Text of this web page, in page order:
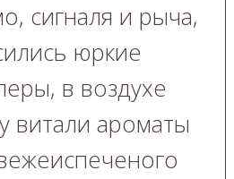
сигналя и рыча,
юркие
в воздухе
витали ароматы